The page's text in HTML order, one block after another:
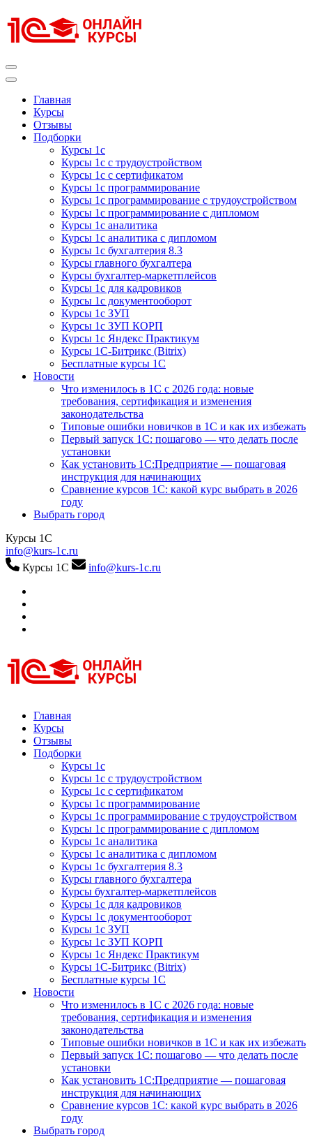
к
содержимому
Главная
Курсы
Отзывы
Подборки
Курсы 1с
Курсы 1с с трудоустройством
Курсы 1с с сертификатом
Курсы 1с программирование
Курсы 1с программирование с трудоустройством
Курсы 1с программирование с дипломом
Курсы 1с аналитика
Курсы 1с аналитика с дипломом
Курсы 1с бухгалтерия 8.3
Курсы главного бухгалтера
Курсы бухгалтер-маркетплейсов
Курсы 1с для кадровиков
Курсы 1с документооборот
Курсы 1с ЗУП
Курсы 1с ЗУП КОРП
Курсы 1с Яндекс Практикум
Курсы 1С-Битрикс (Bitrix)
Бесплатные курсы 1С
Новости
Что изменилось в 1С с 2026 года: новые
требования, сертификация и изменения
законодательства
Типовые ошибки новичков в 1С и как их избежать
Первый запуск 1С: пошагово — что делать после
установки
Как установить 1С:Предприятие — пошаговая
инструкция для начинающих
Сравнение курсов 1С: какой курс выбрать в 2026
году
Выбрать город
Курсы 1С
info@kurs-1c.ru
Курсы 1С
info@kurs-1c.ru
Курсы 1С
Курсы 1С официальная сертификация
Главная
Курсы
Отзывы
Подборки
Курсы 1с
Курсы 1с с трудоустройством
Курсы 1с с сертификатом
Курсы 1с программирование
Курсы 1с программирование с трудоустройством
Курсы 1с программирование с дипломом
Курсы 1с аналитика
Курсы 1с аналитика с дипломом
Курсы 1с бухгалтерия 8.3
Курсы главного бухгалтера
Курсы бухгалтер-маркетплейсов
Курсы 1с для кадровиков
Курсы 1с документооборот
Курсы 1с ЗУП
Курсы 1с ЗУП КОРП
Курсы 1с Яндекс Практикум
Курсы 1С-Битрикс (Bitrix)
Бесплатные курсы 1С
Новости
Что изменилось в 1С с 2026 года: новые
требования, сертификация и изменения
законодательства
Типовые ошибки новичков в 1С и как их избежать
Первый запуск 1С: пошагово — что делать после
установки
Как установить 1С:Предприятие — пошаговая
инструкция для начинающих
Сравнение курсов 1С: какой курс выбрать в 2026
году
Выбрать город